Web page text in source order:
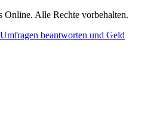
Alle Rechte vorbehalten.